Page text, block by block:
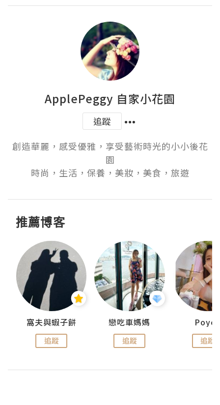
ApplePeggy 自家小花園
追蹤
創造華麗，感受優雅，享受藝術時光的小小後花
園
時尚，生活，保養，美妝，美食，旅遊
推薦博客
窩夫與蝦子餅
追蹤
戀吃車媽媽
追蹤 追蹤